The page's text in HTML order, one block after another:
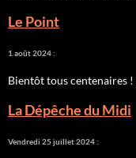
Le Point
1 août 2024 :
Bientôt tous centenaires !
La Dépêche du Midi
Vendredi 25 juillet 2024 :